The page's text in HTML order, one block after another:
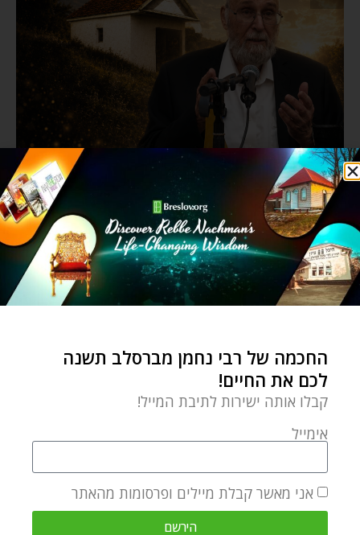
החכמה של רבי נחמן מברסלב תשנה
לכם את החיים!
קבלו אותה ישירות לתיבת המייל!
אימייל
אני מאשר קבלת מיילים ופרסומות מהאתר
הירשם